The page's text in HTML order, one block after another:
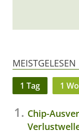
1 Tag 1
Chip-